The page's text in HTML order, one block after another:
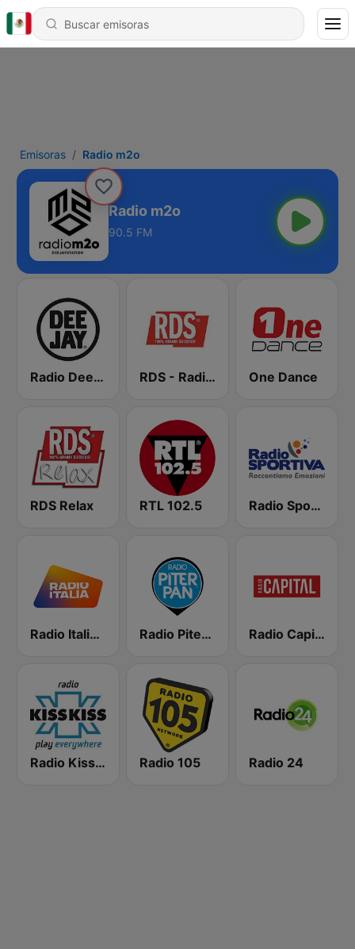
Emisoras Radio m2o
Radio m2o
90.5 FM
Radio Deejay RDS - Radio Dimensione Suono One Dance
RDS Relax RTL 102.5 Radio Sportiva
Radio Italia solomusicaitaliana Radio Piterpan Radio Capital
Radio Kiss Kiss Radio 105 Radio 24